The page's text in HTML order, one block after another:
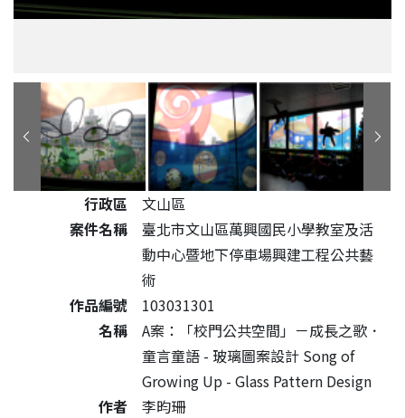
公共藝術作品詳細資料
行政區
文山區
案件名稱
臺北市文山區萬興國民小學教室及活
動中心暨地下停車場興建工程公共藝
術
作品編號
103031301
名稱
A案：「校門公共空間」－成長之歌．
童言童語 - 玻璃圖案設計 Song of
Growing Up - Glass Pattern Design
作者
李昀珊